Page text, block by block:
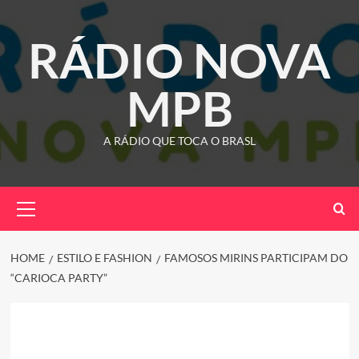
to
contentRÁDIO NOVA
MPB
A RÁDIO QUE TOCA O BRASL
Menu
HOME ESTILO E FASHION
FAMOSOS MIRINS PARTICIPAM DO
“CARIOCA PARTY”